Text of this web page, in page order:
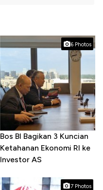
6 Photos
Bos BI Bagikan 3 Kuncian
Ketahanan Ekonomi RI ke
Investor AS
7 Photos